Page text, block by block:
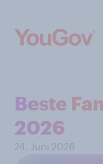
Beste
2026
24. Juni 2026